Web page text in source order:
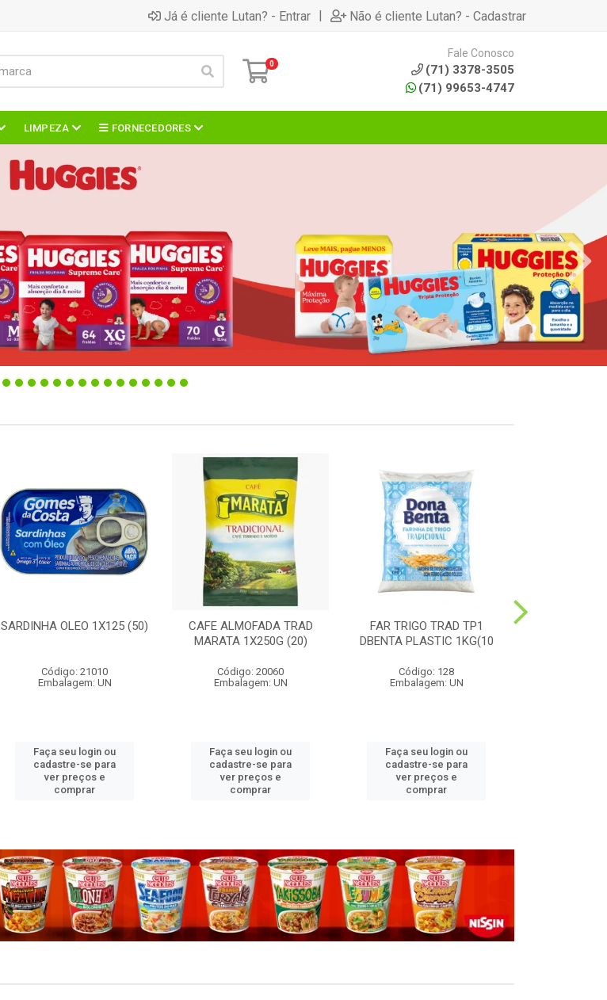
Já é cliente Lutan? - Entrar | Não é cliente Lutan? - Cadastrar
0
Fale Conosco
(71) 3378-3505
(71) 99653-4747
LIMPEZA FORNECEDORES
SARDINHA OLEO 1X125 (50)
Código: 21010
Embalagem: UN
Faça seu login ou
cadastre-se para
ver preços e
comprar
CAFE ALMOFADA TRAD
MARATA 1X250G (20)
Código: 20060
Embalagem: UN
Faça seu login ou
cadastre-se para
ver preços e
comprar
FAR TRIGO TRAD TP1
DBENTA PLASTIC 1KG(10
Código: 128
Embalagem: UN
Faça seu login ou
cadastre-se para
ver preços e
comprar